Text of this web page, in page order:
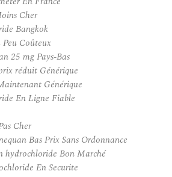
Cher
Bangkok
Coûteux
25 mg Pays-Bas
réduit Générique
Générique
En Ligne Fiable
Cher
Bas Prix Sans Ordonnance
hydrochloride Bon Marché
En Securite